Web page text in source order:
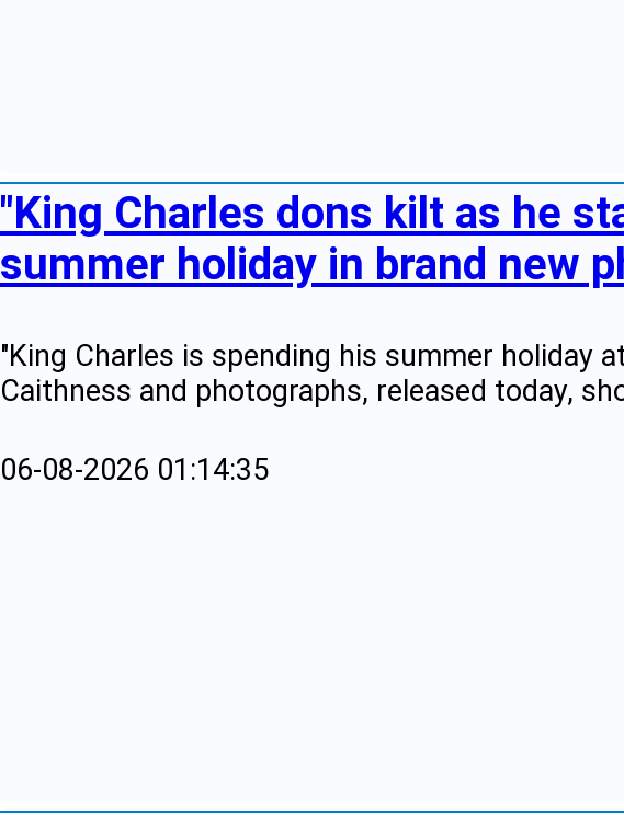
"King Charles dons kilt as he
summer holiday in brand new
"King Charles is spending his summer holiday
Caithness and photographs, released today,
06-08-2026 01:14:35